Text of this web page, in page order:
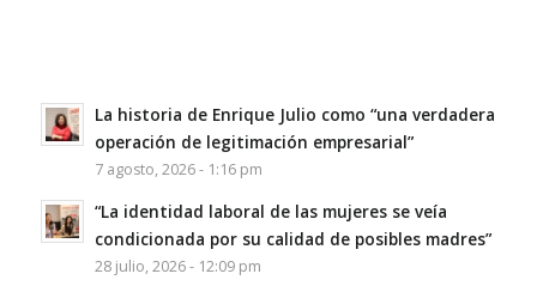
La historia de Enrique Julio como “una verdadera
operación de legitimación empresarial”
7 agosto, 2026 - 1:16 pm
“La identidad laboral de las mujeres se veía
condicionada por su calidad de posibles madres”
28 julio, 2026 - 12:09 pm